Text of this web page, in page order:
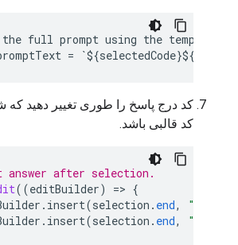
the full prompt using the template
= `${selectedCode}${
کد درج پاسخ را طوری تغییر دهید که
کد قالبی باشد.
after selection.
((editBuilder) => {
. insert(selection . end, "\n\n"
. insert(selection . end, "\n"